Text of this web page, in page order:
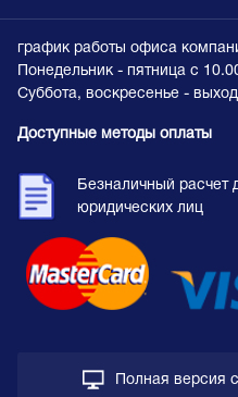
график работы офиса
Понедельник - пятница с
Суббота, воскресенье -
Доступные методы оплаты
Безналичный расчет
юридических лиц
Полная версия